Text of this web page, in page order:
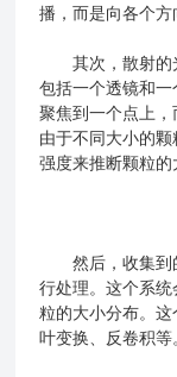
播，而是向各个方
其次，散射的
包括一个透镜和
聚焦到一个点上，
由于不同大小的
强度来推断颗粒的
然后，收集到
行处理。这个系
粒的大小分布。
叶变换、反卷积等